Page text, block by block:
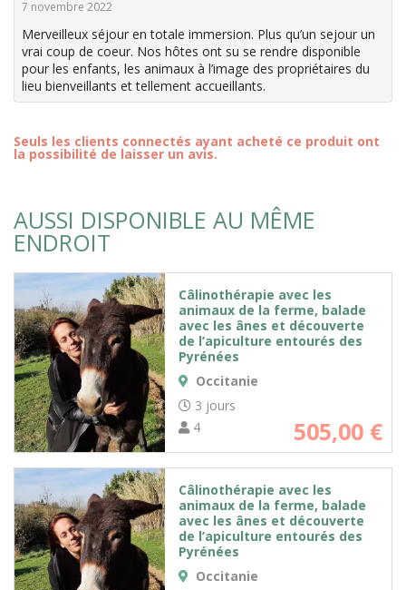
7 novembre 2022
Merveilleux séjour en totale immersion. Plus qu’un sejour un
vrai coup de coeur. Nos hôtes ont su se rendre disponible
pour les enfants, les animaux à l’image des propriétaires du
lieu bienveillants et tellement accueillants.
Seuls les clients connectés ayant acheté ce produit ont
la possibilité de laisser un avis.
AUSSI DISPONIBLE AU MÊME
ENDROIT
Câlinothérapie avec les
animaux de la ferme, balade
avec les ânes et découverte
de l’apiculture entourés des
Pyrénées
Occitanie
3 jours
4
505,00 €
Câlinothérapie avec les
animaux de la ferme, balade
avec les ânes et découverte
de l’apiculture entourés des
Pyrénées
Occitanie